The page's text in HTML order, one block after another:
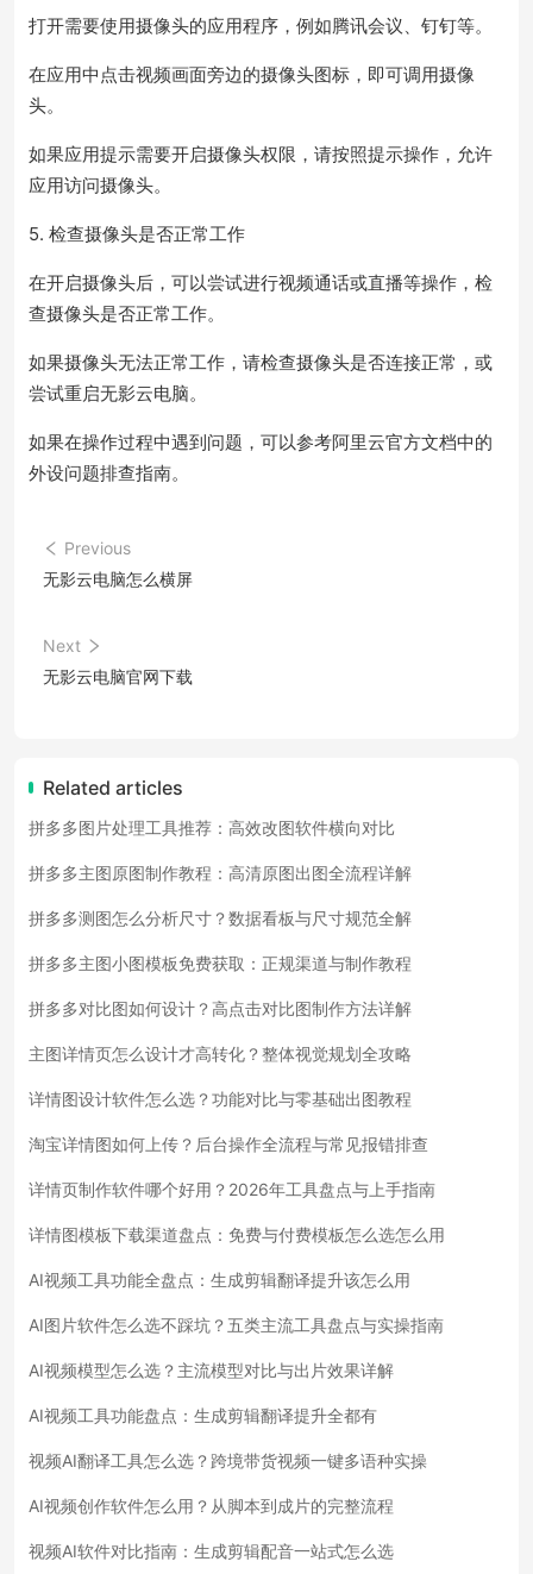
打开需要使用摄像头的应用程序，例如腾讯会议、钉钉等。
在应用中点击视频画面旁边的摄像头图标，即可调用摄像
头。
如果应用提示需要开启摄像头权限，请按照提示操作，允许
应用访问摄像头。
5. 检查摄像头是否正常工作
在开启摄像头后，可以尝试进行视频通话或直播等操作，检
查摄像头是否正常工作。
如果摄像头无法正常工作，请检查摄像头是否连接正常，或
尝试重启无影云电脑。
如果在操作过程中遇到问题，可以参考阿里云官方文档中的
外设问题排查指南。
Previous
无影云电脑怎么横屏
Next
无影云电脑官网下载
Related articles
拼多多图片处理工具推荐：高效改图软件横向对比
拼多多主图原图制作教程：高清原图出图全流程详解
拼多多测图怎么分析尺寸？数据看板与尺寸规范全解
拼多多主图小图模板免费获取：正规渠道与制作教程
拼多多对比图如何设计？高点击对比图制作方法详解
主图详情页怎么设计才高转化？整体视觉规划全攻略
详情图设计软件怎么选？功能对比与零基础出图教程
淘宝详情图如何上传？后台操作全流程与常见报错排查
详情页制作软件哪个好用？2026年工具盘点与上手指南
详情图模板下载渠道盘点：免费与付费模板怎么选怎么用
AI视频工具功能全盘点：生成剪辑翻译提升该怎么用
AI图片软件怎么选不踩坑？五类主流工具盘点与实操指南
AI视频模型怎么选？主流模型对比与出片效果详解
AI视频工具功能盘点：生成剪辑翻译提升全都有
视频AI翻译工具怎么选？跨境带货视频一键多语种实操
AI视频创作软件怎么用？从脚本到成片的完整流程
视频AI软件对比指南：生成剪辑配音一站式怎么选